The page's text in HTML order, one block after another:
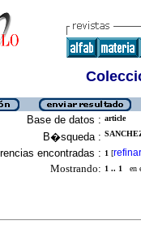
Base de datos : article
B�squeda :
encontradas : 1 [refinar
Mostrando: 1 .. 1 en